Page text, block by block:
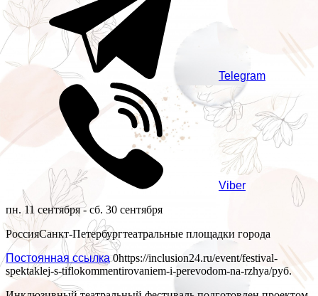
Telegram
Viber
пн. 11 сентября - сб. 30 сентября
РоссияСанкт-Петербургтеатральные площадки города
Постоянная ссылка 0https://inclusion24.ru/event/festival-
spektaklej-s-tiflokommentirovaniem-i-perevodom-na-rzhya/руб.